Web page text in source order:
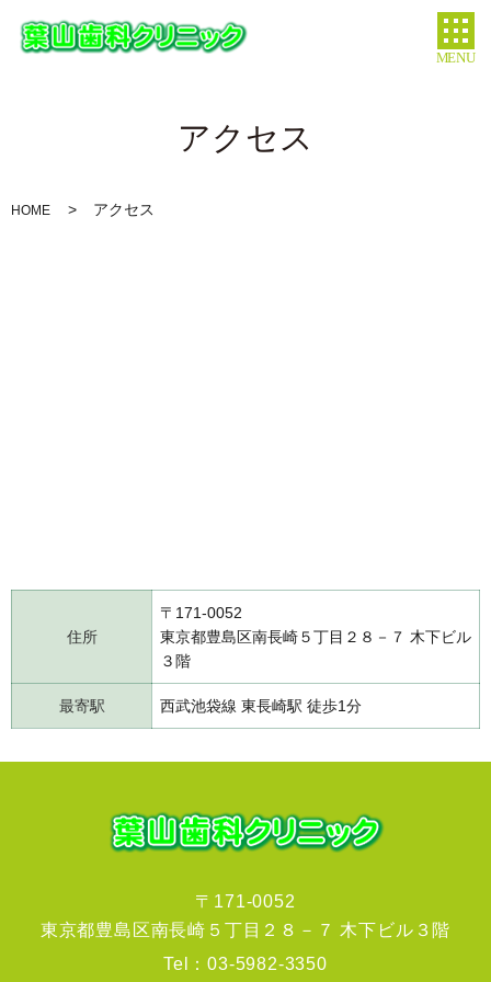
MENU
アクセス
HOME アクセス
住所
〒171-0052
東京都豊島区南長崎５丁目２８－７ 木下ビル
３階
最寄駅 西武池袋線 東長崎駅 徒歩1分
〒171-0052
東京都豊島区南長崎５丁目２８－７ 木下ビル３階
Tel：03-5982-3350